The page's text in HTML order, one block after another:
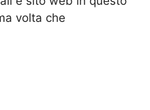
volta che